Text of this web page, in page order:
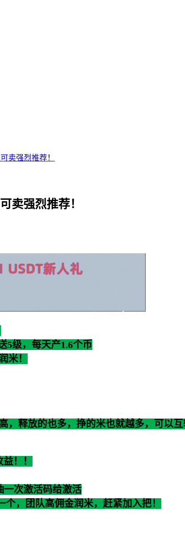
卖强烈推荐！
卖强烈推荐！
5级，每天产1.6个币
米！
，释放的也多，挣的米也就越多，可以
！！
一次激活码给激活
，团队高佣金润米，赶紧加入把！